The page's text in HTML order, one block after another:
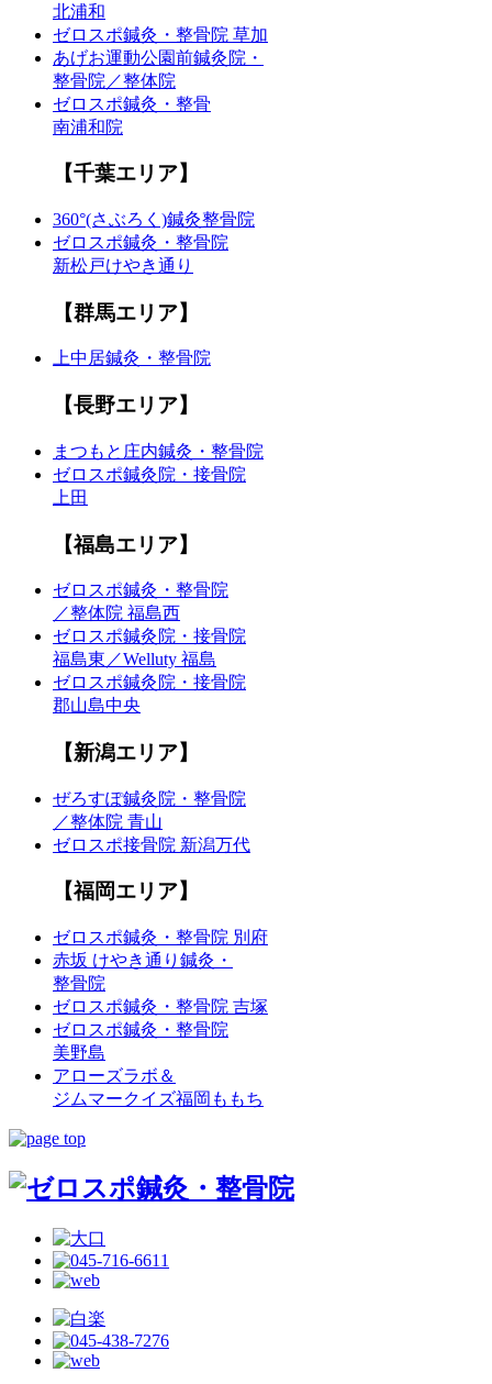
北浦和
ゼロスポ鍼灸・整骨院 草加
あげお運動公園前鍼灸院・
整骨院／整体院
ゼロスポ鍼灸・整骨
南浦和院
【千葉エリア】
360°(さぶろく)鍼灸整骨院
ゼロスポ鍼灸・整骨院
新松戸けやき通り
【群馬エリア】
上中居鍼灸・整骨院
【長野エリア】
まつもと庄内鍼灸・整骨院
ゼロスポ鍼灸院・接骨院
上田
【福島エリア】
ゼロスポ鍼灸・整骨院
／整体院 福島西
ゼロスポ鍼灸院・接骨院
福島東／Welluty 福島
ゼロスポ鍼灸院・接骨院
郡山島中央
【新潟エリア】
ぜろすぽ鍼灸院・整骨院
／整体院 青山
ゼロスポ接骨院 新潟万代
【福岡エリア】
ゼロスポ鍼灸・整骨院 別府
赤坂 けやき通り鍼灸・
整骨院
ゼロスポ鍼灸・整骨院 吉塚
ゼロスポ鍼灸・整骨院
美野島
アローズラボ＆
ジムマークイズ福岡ももち